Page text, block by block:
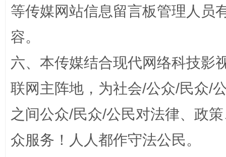
扯下公款旅游的“隐身衣” 如何以
“蜀中异人”王建安的艺术幻境
等传媒网站信息留言板管理人员
容。
六、本传媒结合现代网络科技影
联网主阵地，为社会/公众/民众/
之间公众/民众/公民对法律、政
众服务！人人都作守法公民。